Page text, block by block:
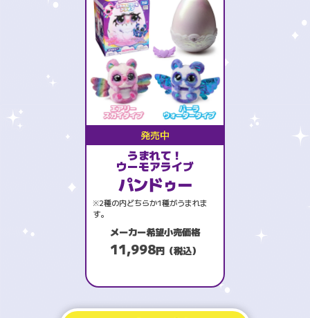
発売中
うまれて！
ウーモアライブ
パンドゥー
※2種の内どちらか1種がうまれま
す。
メーカー希望小売価格
11,998円（税込）